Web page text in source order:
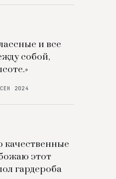
и все
собой,
2024
качественные
этот
гардероба